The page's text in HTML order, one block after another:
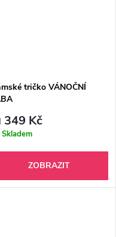
tričko VÁNOČNÍ
349 Kč
Skladem
ZOBRAZIT